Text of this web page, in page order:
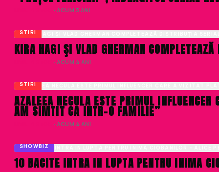
· ACUM 3 ANI
STIRI
KIRA HAGI ŞI VLAD GHERMAN
· ACUM 4 ANI
STIRI
AZALEEA NECULA ESTE PRIMUL
AM SIMTIT CA INTR-O FAMILIE”
· ACUM 4 ANI
SHOWBIZ
10 BACITE INTRA IN LUPTA PENTRU INIMA